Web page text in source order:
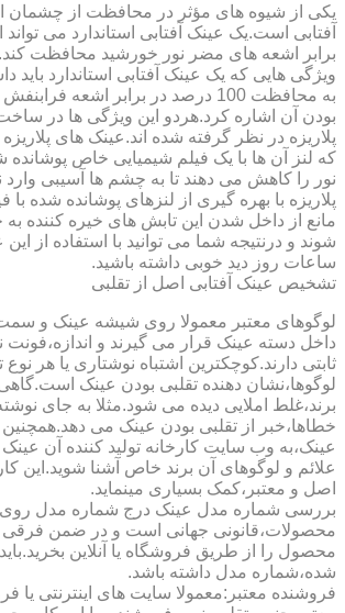
یکی از شیوه های مؤثر در محافظت از چشمان
آفتابی است.یک عینک آفتابی استاندارد می
برابر اشعه های مضر نور خورشید محافظت
ویژگی هایی که یک عینک آفتابی استاندارد باید
به محافظت 100 درصد در برابر اشعه
بودن آن اشاره کرد.هردو این ویژگی ها در
پلاریزه در نظر گرفته شده اند.عینک های
که لنز آن ها با یک فیلم شیمیایی خاص
نور را کاهش می دهند تا به چشم ها آسیبی
پلاریزه با بهره گیری از لنزهای پوشانده شده با
مانع از داخل شدن این تابش های خیره کننده
شوند و درنتیجه شما می توانید با استفاده از
ساعات روز دید خوبی داشته باشید.
تشخیص عینک آفتابی اصل از تقلبی
لوگوهای معتبر معمولا روی شیشه عینک و
داخل دسته عینک قرار می گیرند و
ثابتی دارند.کوچکترین اشتباه نوشتاری یا هر نوع
لوگوها،نشان دهنده تقلبی بودن عینک
برند،غلط املایی دیده می شود.مثلا به جای
خطاها،خبر از تقلبی بودن عینک می
عینک،به وب سایت کارخانه تولید کننده آن عینک
علائم و لوگوهای آن برند خاص آشنا شوید.این
اصل و معتبر،کمک بسیاری مینماید.
بررسی شماره مدل عینک درج شماره مدل روی
محصولات،قانونی جهانی است و در ضمن فرقی
محصول را از طریق فروشگاه یا آنلاین
شده،شماره مدل داشته باشد.
فروشنده معتبر:معمولا سایت های اینترنتی یا